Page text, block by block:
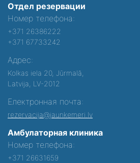
Отдел резервации
Номер телефона:
+371 26386222
+371 67733242
Адрес:
Kolkas iela 20, Jūrmalā,
Latvija, LV-2012
Електронная почта:
rezervacija@jaunkemeri.lv
Амбулаторная клиника
Номер телефона:
+371 26631659